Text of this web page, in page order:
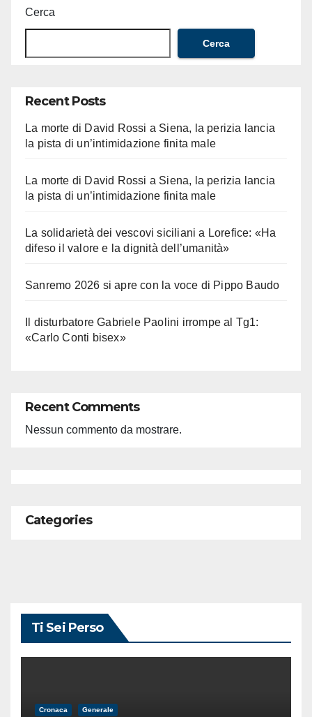
Cerca
Cerca
Recent Posts
La morte di David Rossi a Siena, la perizia lancia
la pista di un’intimidazione finita male
La morte di David Rossi a Siena, la perizia lancia
la pista di un’intimidazione finita male
La solidarietà dei vescovi siciliani a Lorefice: «Ha
difeso il valore e la dignità dell’umanità»
Sanremo 2026 si apre con la voce di Pippo Baudo
Il disturbatore Gabriele Paolini irrompe al Tg1:
«Carlo Conti bisex»
Recent Comments
Nessun commento da mostrare.
Categories
Ti Sei Perso
Cronaca Generale